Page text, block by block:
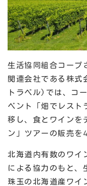
生活協同組合コープ
関連会社である株式
トラベル)では、コ
ベント「畑でレスト
移し、食とワインを
ン」ツアーの販売
北海道内有数のワイ
による協力のもと、
珠玉の北海道産ワイ